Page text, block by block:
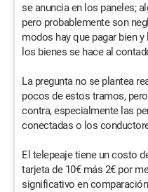
se anuncia en los paneles;
pero probablemente son
modos hay que pagar bien
los bienes se hace al
La pregunta no se plantea
pocos de estos tramos,
contra, especialmente las
conectadas o los
El telepeaje tiene un costo
tarjeta de 10€ más 2€ por
significativo en